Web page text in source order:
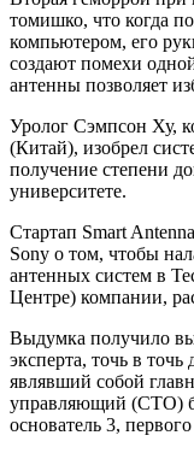
томишко, что когда
компьютером, его
создают помехи
антенны позволяет
Уролог Сэмпсон Ху,
(Китай), изобрел
получение степени
университете.
Стартап Smart
Sony о том, чтобы
антенных систем в
Центре) компании,
Выдумка получило
эксперта, точь в
являвший собой
управляющий (CTO)
основатель 3,